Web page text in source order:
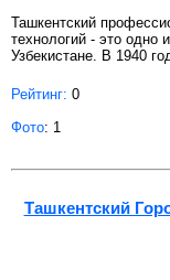
Ташкентский
технологий - это одно
Узбекистане. В 1940
Рейтинг: 0
Фото: 1
Ташкентский